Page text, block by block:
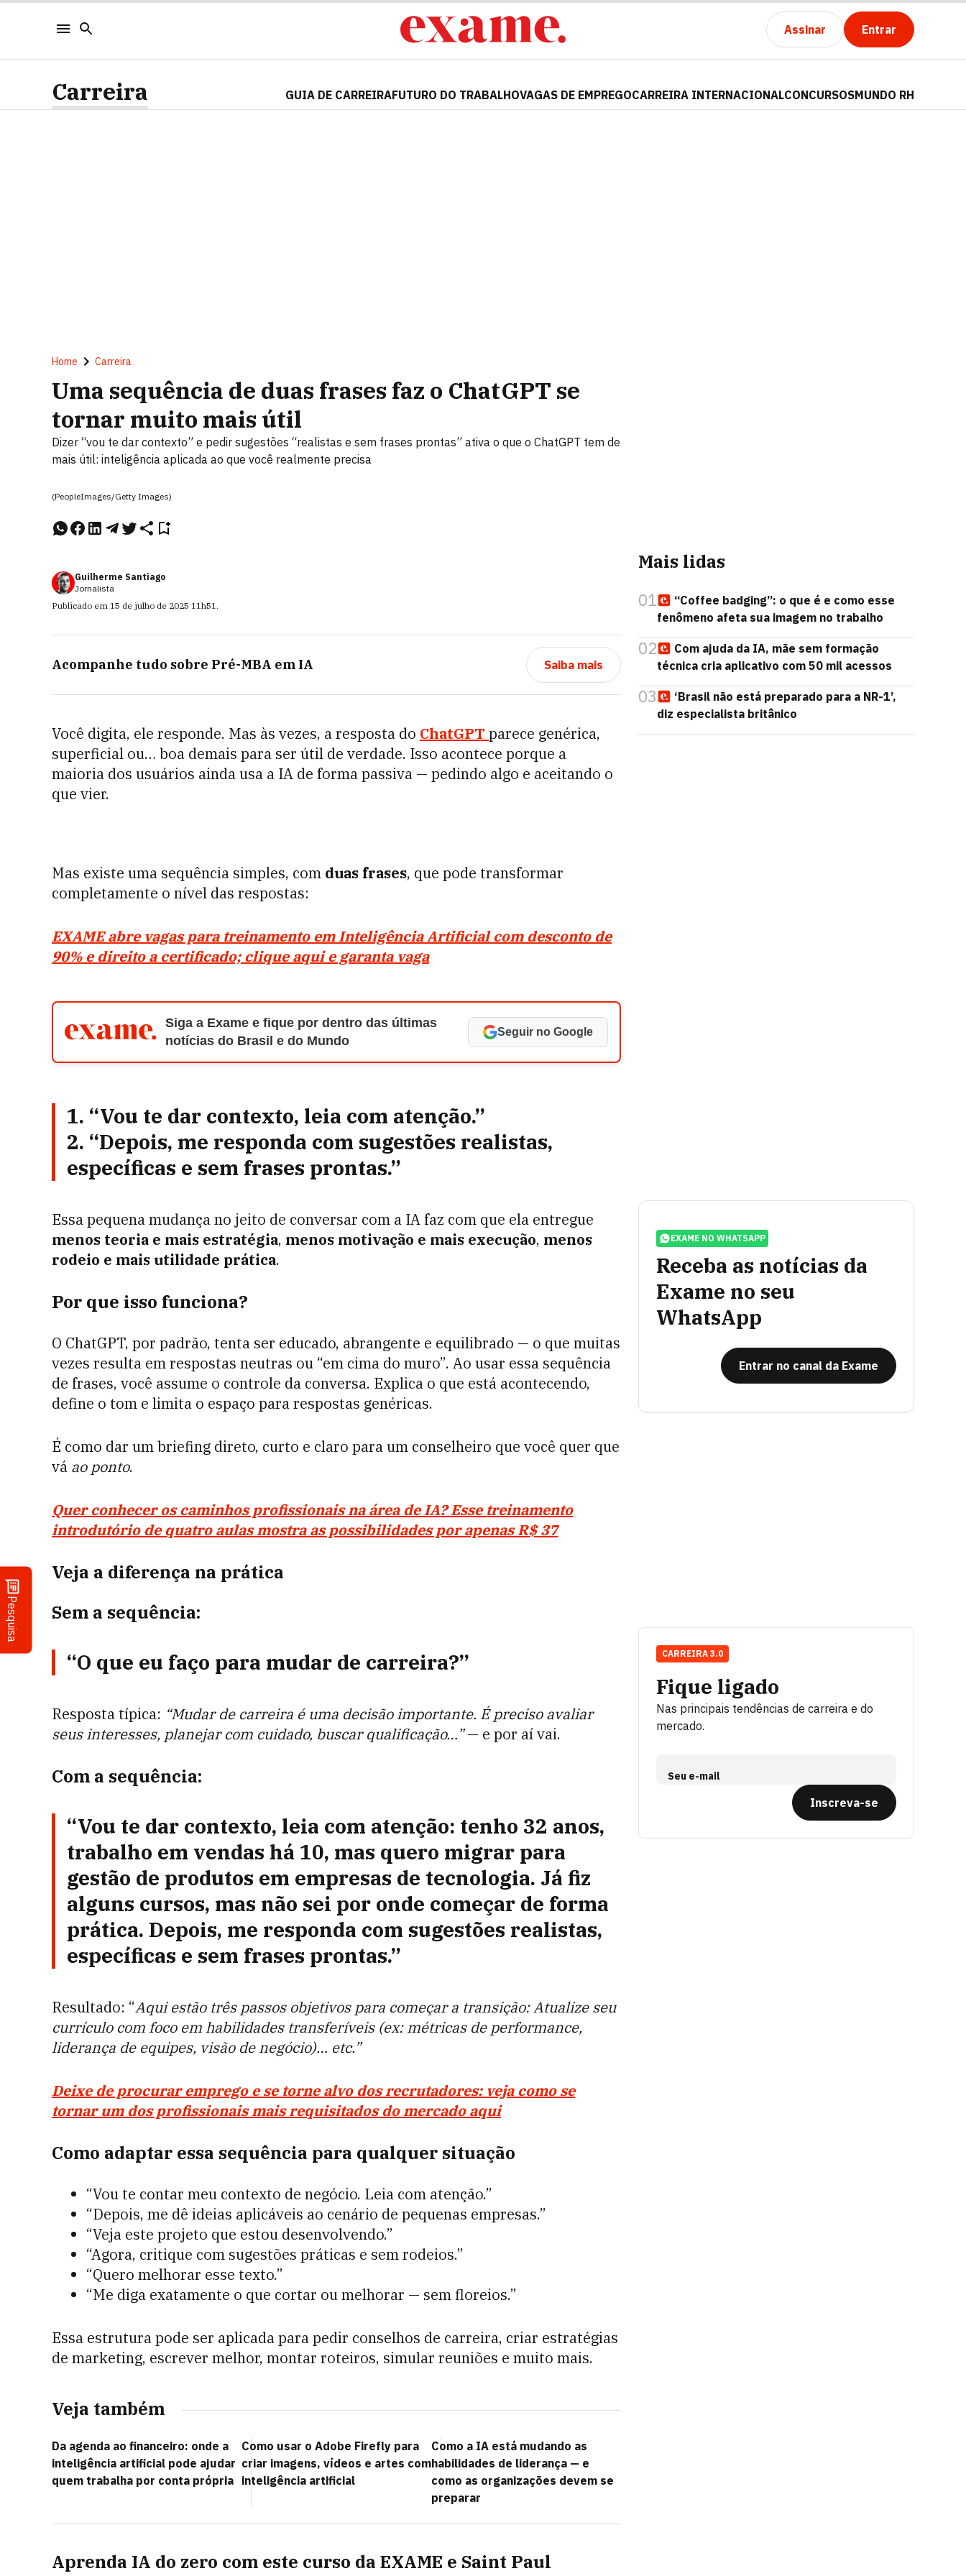
Assinar Entrar
Pesquisa
Carreira GUIA DE CARREIRAFUTURO DO TRABALHOVAGAS DE EMPREGOCARREIRA INTERNACIONALCONCURSOSMUNDO RH
Home Carreira
Uma sequência de duas frases faz o ChatGPT se
tornar muito mais útil
Dizer “vou te dar contexto” e pedir sugestões “realistas e sem frases prontas” ativa o que o ChatGPT tem de
mais útil: inteligência aplicada ao que você realmente precisa
(PeopleImages/Getty Images)
Guilherme Santiago
Jornalista
Publicado em 15 de julho de 2025 11h51.
Acompanhe tudo sobre Pré-MBA em IA Saiba mais
Você digita, ele responde. Mas às vezes, a resposta do ChatGPT parece genérica,
superficial ou… boa demais para ser útil de verdade. Isso acontece porque a
maioria dos usuários ainda usa a IA de forma passiva — pedindo algo e aceitando o
que vier.
Mas existe uma sequência simples, com duas frases, que pode transformar
completamente o nível das respostas:
EXAME abre vagas para treinamento em Inteligência Artificial com desconto de
90% e direito a certificado; clique aqui e garanta vaga
Siga a Exame e fique por dentro das últimas
notícias do Brasil e do Mundo
Seguir no Google
1. “Vou te dar contexto, leia com atenção.”
2. “Depois, me responda com sugestões realistas,
específicas e sem frases prontas.”
Essa pequena mudança no jeito de conversar com a IA faz com que ela entregue
menos teoria e mais estratégia, menos motivação e mais execução, menos
rodeio e mais utilidade prática.
Por que isso funciona?
O ChatGPT, por padrão, tenta ser educado, abrangente e equilibrado — o que muitas
vezes resulta em respostas neutras ou “em cima do muro”. Ao usar essa sequência
de frases, você assume o controle da conversa. Explica o que está acontecendo,
define o tom e limita o espaço para respostas genéricas.
É como dar um briefing direto, curto e claro para um conselheiro que você quer que
vá ao ponto.
Quer conhecer os caminhos profissionais na área de IA? Esse treinamento
introdutório de quatro aulas mostra as possibilidades por apenas R$ 37
Veja a diferença na prática
Sem a sequência:
“O que eu faço para mudar de carreira?”
Resposta típica: “Mudar de carreira é uma decisão importante. É preciso avaliar
seus interesses, planejar com cuidado, buscar qualificação…”— e por aí vai.
Com a sequência:
“Vou te dar contexto, leia com atenção: tenho 32 anos,
trabalho em vendas há 10, mas quero migrar para
gestão de produtos em empresas de tecnologia. Já fiz
alguns cursos, mas não sei por onde começar de forma
prática. Depois, me responda com sugestões realistas,
específicas e sem frases prontas.”
Resultado: “Aqui estão três passos objetivos para começar a transição: Atualize seu
currículo com foco em habilidades transferíveis (ex: métricas de performance,
liderança de equipes, visão de negócio)… etc.”
Deixe de procurar emprego e se torne alvo dos recrutadores: veja como se
tornar um dos profissionais mais requisitados do mercado aqui
Como adaptar essa sequência para qualquer situação
“Vou te contar meu contexto de negócio. Leia com atenção.”
“Depois, me dê ideias aplicáveis ao cenário de pequenas empresas.”
“Veja este projeto que estou desenvolvendo.”
“Agora, critique com sugestões práticas e sem rodeios.”
“Quero melhorar esse texto.”
“Me diga exatamente o que cortar ou melhorar — sem floreios.”
Essa estrutura pode ser aplicada para pedir conselhos de carreira, criar estratégias
de marketing, escrever melhor, montar roteiros, simular reuniões e muito mais.
Veja também
Da agenda ao financeiro: onde a
inteligência artificial pode ajudar
quem trabalha por conta própria
Como usar o Adobe Firefly para
criar imagens, vídeos e artes com
inteligência artificial
Como a IA está mudando as
habilidades de liderança — e
como as organizações devem se
preparar
Aprenda IA do zero com este curso da EXAME e Saint Paul
Mais lidas
01
“Coffee badging”: o que é e como esse
fenômeno afeta sua imagem no trabalho
02
Com ajuda da IA, mãe sem formação
técnica cria aplicativo com 50 mil acessos
03
‘Brasil não está preparado para a NR-1’,
diz especialista britânico
EXAME NO WHATSAPP
Receba as notícias da
Exame no seu
WhatsApp
Entrar no canal da Exame
Fique ligado
Nas principais tendências de carreira e do
mercado.
Seu e-mail
Inscreva-se
CARREIRA 3.0